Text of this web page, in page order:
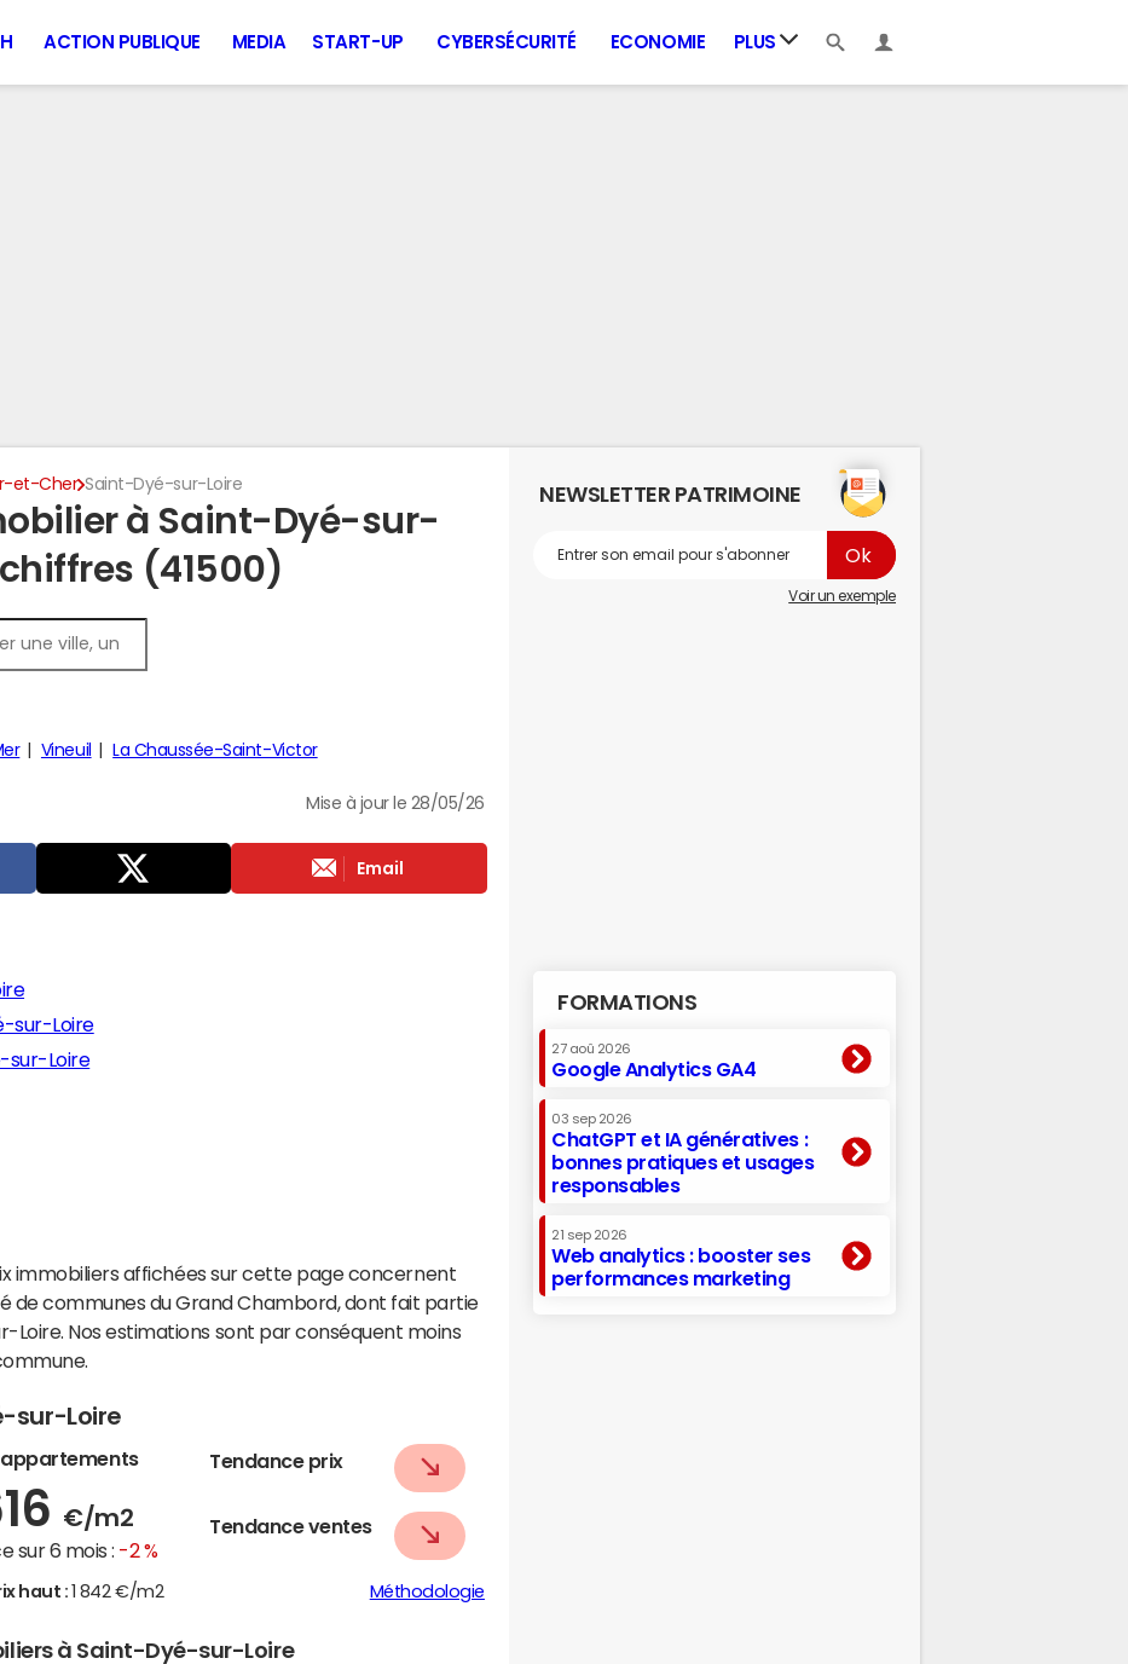
ACTION PUBLIQUE MEDIA START-UP CYBERSÉCURITÉ ECONOMIE PLUS
et-Cher Saint-Dyé-sur-Loire
à Saint-Dyé-sur-
(41500)
Vineuil La Chaussée-Saint-Victor
Mise à jour le 28/05/26
Email
sur-Loire
sur-Loire
immobiliers affichées sur cette page concernent
de communes du Grand Chambord, dont fait partie
Loire. Nos estimations sont par conséquent moins
sur-Loire
appartements
€/m2
sur 6 mois : -2 %
Tendance prix
Tendance ventes
haut : 1 842 €/m2 Méthodologie
à Saint-Dyé-sur-Loire
NEWSLETTER PATRIMOINE
Voir un exemple
FORMATIONS
27 aoû 2026
Google Analytics GA4
03 sep 2026
ChatGPT et IA génératives :
bonnes pratiques et usages
responsables
21 sep 2026
Web analytics : booster ses
performances marketing